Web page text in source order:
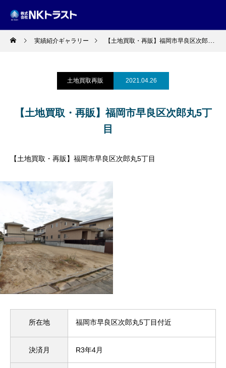
実績紹介ギャラリー 【土地買取・再販】福岡市早良区次郎丸5丁目
土地買取再販 2021.04.26
【土地買取・再販】福岡市早良区次郎丸5丁
目
【土地買取・再販】福岡市早良区次郎丸5丁目
所在地 福岡市早良区次郎丸5丁目付近
決済月 R3年4月